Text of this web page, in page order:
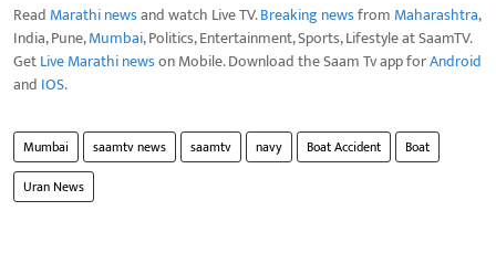
Read Marathi newsand watch Live TV.Breaking newsfrom Maharashtra,
India, Pune,Mumbai, Politics, Entertainment, Sports, Lifestyle at SaamTV.
GetLive Marathi newson Mobile. Download the Saam Tv app forAndroid
and IOS.
Mumbai saamtv news saamtv navy Boat Accident
Boat
Uran News